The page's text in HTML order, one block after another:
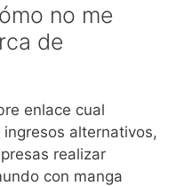
no me
de
enlace cual
alternativos,
realizar
con manga